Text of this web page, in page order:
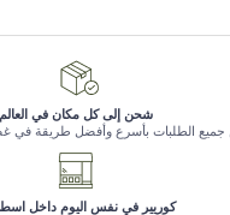
شحن إلى كل مكان في العالم
الطلبات بأسرع وأفضل طريقة في غضون ٢٤ ساعة
كوريير في نفس اليوم داخل